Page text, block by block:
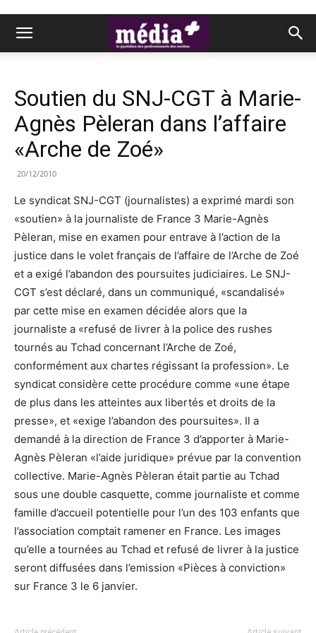
Soutien du SNJ-CGT à Marie-
Agnès Pèleran dans l’affaire
«Arche de Zoé»
20/12/2010
Le syndicat SNJ-CGT (journalistes) a exprimé mardi son
«soutien» à la journaliste de France 3 Marie-Agnès
Pèleran, mise en examen pour entrave à l’action de la
justice dans le volet français de l’affaire de l’Arche de Zoé
et a exigé l’abandon des poursuites judiciaires. Le SNJ-
CGT s’est déclaré, dans un communiqué, «scandalisé»
par cette mise en examen décidée alors que la
journaliste a «refusé de livrer à la police des rushes
tournés au Tchad concernant l’Arche de Zoé,
conformément aux chartes régissant la profession». Le
syndicat considère cette procédure comme «une étape
de plus dans les atteintes aux libertés et droits de la
presse», et «exige l’abandon des poursuites». Il a
demandé à la direction de France 3 d’apporter à Marie-
Agnès Pèleran «l’aide juridique» prévue par la convention
collective. Marie-Agnès Pèleran était partie au Tchad
sous une double casquette, comme journaliste et comme
famille d’accueil potentielle pour l’un des 103 enfants que
l’association comptait ramener en France. Les images
qu’elle a tournées au Tchad et refusé de livrer à la justice
seront diffusées dans l’emission «Pièces à conviction»
sur France 3 le 6 janvier.